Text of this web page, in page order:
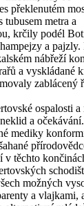
překlenutém
metra a
krčily podél
a
nábřeží
a vyskládané
zablácený
ospalosti a
a
mediky
v těchto
možných
a vlajkami,